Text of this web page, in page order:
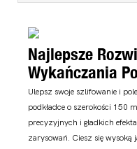
Najlepsze
Wykańczania
Ulepsz swoje szlifowanie i
podkładce o szerokości 150
precyzyjnych i gładkich
zarysowań. Ciesz się wysoką